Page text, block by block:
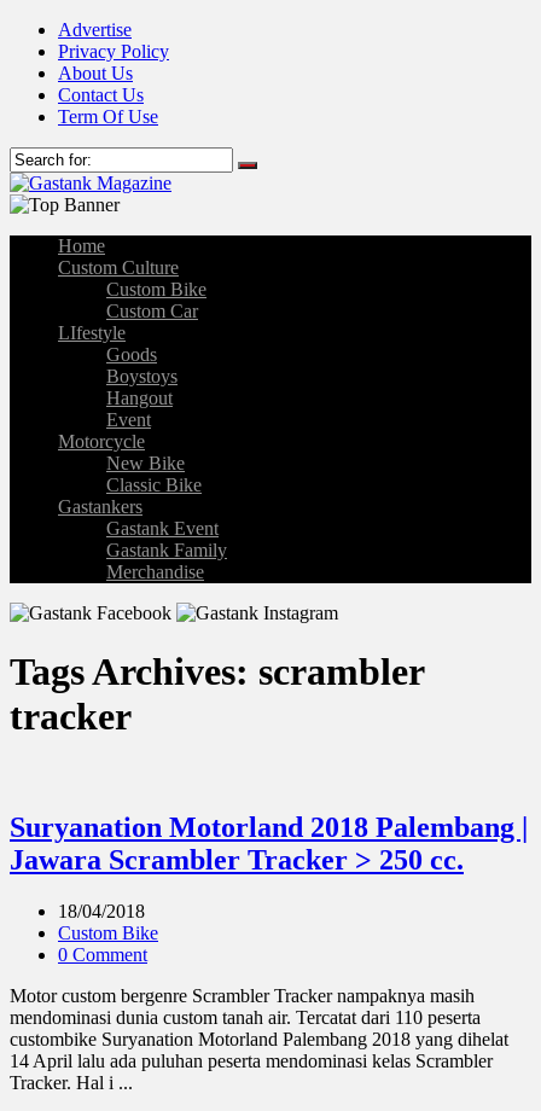
Advertise
Privacy Policy
About Us
Contact Us
Term Of Use
Home
Custom Culture
Custom Bike
Custom Car
LIfestyle
Goods
Boystoys
Hangout
Event
Motorcycle
New Bike
Classic Bike
Gastankers
Gastank Event
Gastank Family
Merchandise
Tags Archives: scrambler
tracker
Suryanation Motorland 2018 Palembang |
Jawara Scrambler Tracker > 250 cc.
18/04/2018
Custom Bike
0 Comment
Motor custom bergenre Scrambler Tracker nampaknya masih
mendominasi dunia custom tanah air. Tercatat dari 110 peserta
custombike Suryanation Motorland Palembang 2018 yang dihelat
14 April lalu ada puluhan peserta mendominasi kelas Scrambler
Tracker. Hal i ...